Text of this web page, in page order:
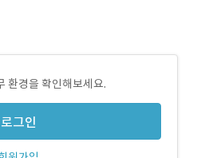
환경을 확인해보세요.
로그인